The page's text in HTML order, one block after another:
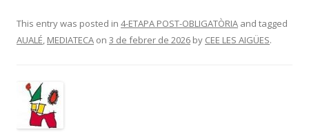
e
b
o
k
itt
er
m
p
This entry was posted in 4-ETAPA POST-OBLIGATÒRIA and tagged
AUALÉ, MEDIATECA on 3 de febrer de 2026 by CEE LES AIGÜES.